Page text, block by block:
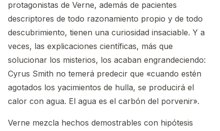
protagonistas de Verne, además de pacientes
descriptores de todo razonamiento propio y de todo
descubrimiento, tienen una curiosidad insaciable. Y a
veces, las explicaciones científicas, más que
solucionar los misterios, los acaban engrandeciendo:
Cyrus Smith no temerá predecir que «cuando estén
agotados los yacimientos de hulla, se producirá el
calor con agua. El agua es el carbón del porvenir».
Verne mezcla hechos demostrables con hipótesis